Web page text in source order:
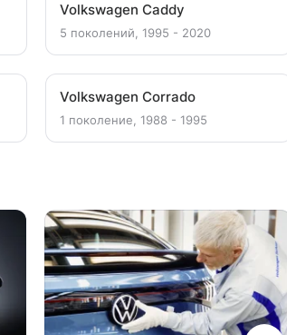
Volkswagen Caddy
5 поколений, 1995 - 2020
Volkswagen Corrado
1 поколение, 1988 - 1995